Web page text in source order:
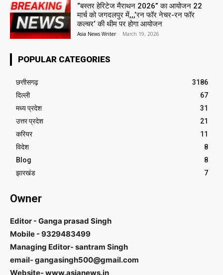
“बस्तर हेरिटेज मैराथन 2026” का आयोजन 22
मार्च को जगदलपुर में,,,‘रन फॉर नेचर-रन फॉर
कल्चर‘ की थीम पर होगा आयोजन
Asia News Writer - March 19, 2026
POPULAR CATEGORIES
छत्तीसगढ़
3186
दिल्ली
67
मध्य प्रदेश
31
उत्तर प्रदेश
21
करियर
11
विदेश
8
Blog
8
झारखंड
7
Owner
Editor - Ganga prasad Singh
Mobile - 9329483499
Managing Editor- santram Singh
email- gangasingh500@gmail.com
Website- www.asianews.in